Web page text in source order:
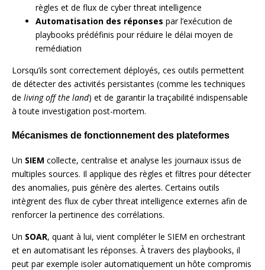
règles et de flux de cyber threat intelligence
Automatisation des réponses par l’exécution de
playbooks prédéfinis pour réduire le délai moyen de
remédiation
Lorsqu’ils sont correctement déployés, ces outils permettent
de détecter des activités persistantes (comme les techniques
de living off the land) et de garantir la traçabilité indispensable
à toute investigation post-mortem.
Mécanismes de fonctionnement des plateformes
Un SIEM collecte, centralise et analyse les journaux issus de
multiples sources. Il applique des règles et filtres pour détecter
des anomalies, puis génère des alertes. Certains outils
intègrent des flux de cyber threat intelligence externes afin de
renforcer la pertinence des corrélations.
Un SOAR, quant à lui, vient compléter le SIEM en orchestrant
et en automatisant les réponses. À travers des playbooks, il
peut par exemple isoler automatiquement un hôte compromis